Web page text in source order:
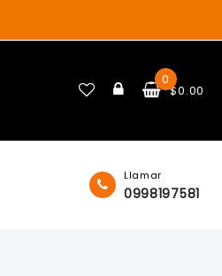
0
$0.00
Llamar
0998197581